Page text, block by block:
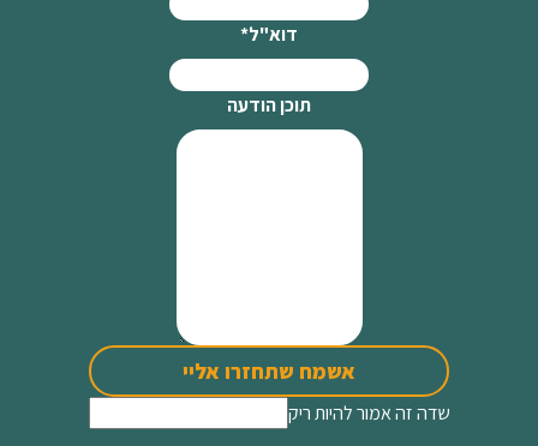
דוא"ל*
תוכן הודעה
אשמח שתחזרו אליי
שדה זה אמור להיות ריק